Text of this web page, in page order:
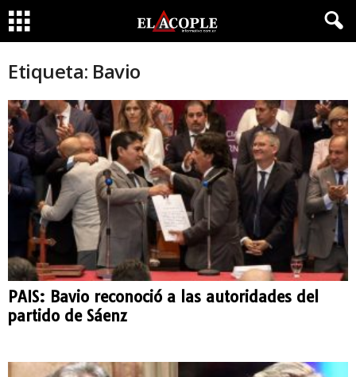
Etiqueta: Bavio
PAIS: Bavio reconoció a las autoridades del
partido de Sáenz